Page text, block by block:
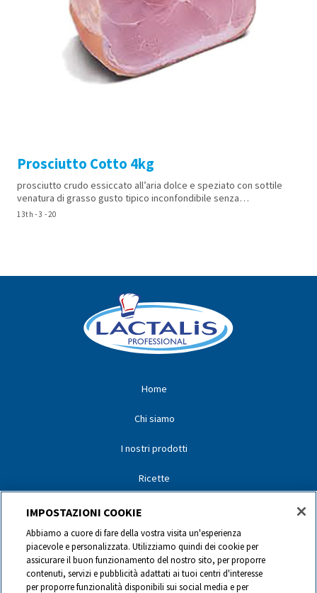
Prosciutto Cotto 4kg
prosciutto crudo essiccato all’aria dolce e speziato con sottile
venatura di grasso gusto tipico inconfondibile senza…
13th - 3 - 20
Home
Chi siamo
I nostri prodotti
Ricette
I nostri partner
I nostri marchi
Contatti
IMPOSTAZIONI COOKIE
Abbiamo a cuore di fare della vostra visita un'esperienza
piacevole e personalizzata. Utilizziamo quindi dei cookie per
assicurare il buon funzionamento del nostro sito, per proporre
contenuti, servizi e pubblicità adattati ai tuoi centri d'interesse
per proporre funzionalità disponibili sui social media e per